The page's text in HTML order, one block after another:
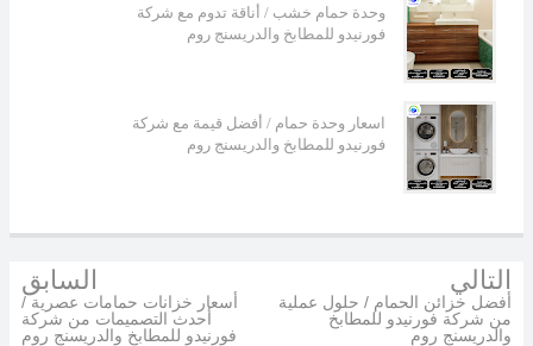
وحدة حمام خشب / أناقة تدوم مع شركة
فورنيدو للمطابخ والدريسنج روم
اسعار وحدة حمام / أفضل قيمة مع شركة
فورنيدو للمطابخ والدريسنج روم
التالي
أفضل خزائن الحمام / حلول عملية
من شركة فورنيدو للمطابخ
والدريسنج روم
السابق
أسعار خزانات حمامات عصرية /
أحدث التصميمات من شركة
فورنيدو للمطابخ والدريسنج روم